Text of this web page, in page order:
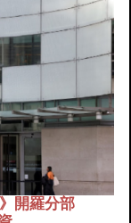
開羅分部